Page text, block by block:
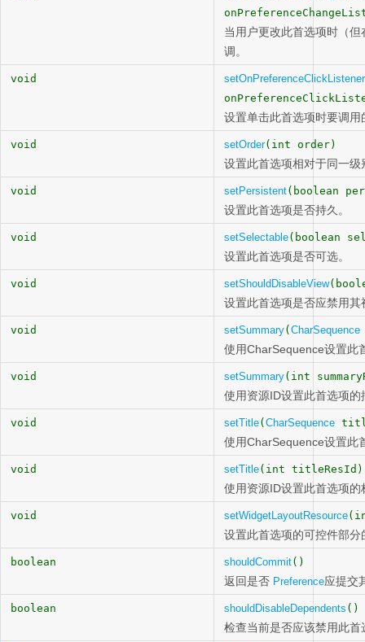
当用户更改此首选项时（
调。
void
setOnPreferenceClickListener
设置单击此首选项时要调用
void setOrder(int order)
设置此首选项相对于同一
void setPersistent(boolean
设置此首选项是否持久。
void setSelectable(boolean
设置此首选项是否可选。
void setShouldDisableView
设置此首选项是否应禁用其
void setSummary( CharSequence
使用CharSequence设置此
void setSummary(int
使用资源ID设置此首选项的
void setTitle( CharSequence
使用CharSequence设置此
void setTitle(int titleResId)
使用资源ID设置此首选项的
void setWidgetLayoutResource
设置此首选项的可控件部分
boolean shouldCommit()
返回是否 Preference应提交
boolean shouldDisableDependents ()
检查当前是否应该禁用此首